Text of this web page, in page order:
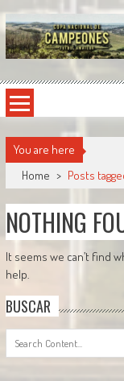
to
content
Copa
El torneo semestral que
You are here
Home > Posts
NOTHING
It seems we can’t find
help.
BUSCAR